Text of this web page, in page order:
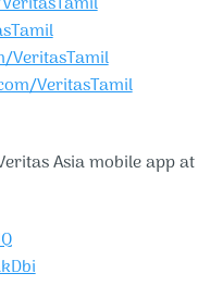
VeritasTamil​​
VeritasTamil​​
Asia mobile app at